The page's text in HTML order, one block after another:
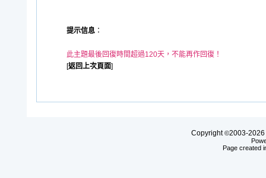
提示信息 ：
此主題最後回復時間超過120天，不能再作回復！
[返回上次頁面]
Copyright©2003-2026
Page created